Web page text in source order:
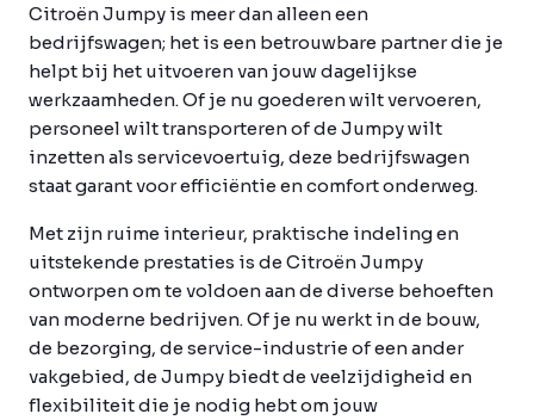
Citroën Jumpy is meer dan alleen een
bedrijfswagen; het is een betrouwbare partner die je
helpt bij het uitvoeren van jouw dagelijkse
werkzaamheden. Of je nu goederen wilt vervoeren,
personeel wilt transporteren of de Jumpy wilt
inzetten als servicevoertuig, deze bedrijfswagen
staat garant voor efficiëntie en comfort onderweg.
Met zijn ruime interieur, praktische indeling en
uitstekende prestaties is de Citroën Jumpy
ontworpen om te voldoen aan de diverse behoeften
van moderne bedrijven. Of je nu werkt in de bouw,
de bezorging, de service-industrie of een ander
vakgebied, de Jumpy biedt de veelzijdigheid en
flexibiliteit die je nodig hebt om jouw